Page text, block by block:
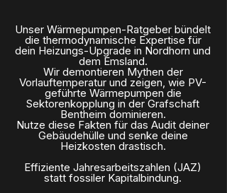
Unser Wärmepumpen-Ratgeber bündelt
die thermodynamische Expertise für
dein Heizungs-Upgrade in Nordhorn und
dem Emsland.
Wir demontieren Mythen der
Vorlauftemperatur und zeigen, wie PV-
geführte Wärmepumpen die
Sektorenkopplung in der Grafschaft
Bentheim dominieren.
Nutze diese Fakten für das Audit deiner
Gebäudehülle und senke deine
Heizkosten drastisch.
Effiziente Jahresarbeitszahlen (JAZ)
statt fossiler Kapitalbindung.